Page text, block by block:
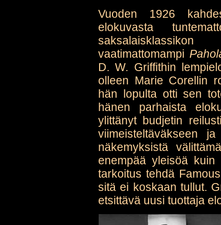
Vuoden 1926
elokuvasta
vaatimattomampi
D. W. Griffithin
olleen Marie Corellin
hän lopulta otti sen
hänen parhaista
ylittänyt budjetin
viimeisteltäväkseen
näkemyksistä
enempää yleisöä
tarkoitus tehdä
sitä ei koskaan tullut.
etsittävä uusi tuottaja